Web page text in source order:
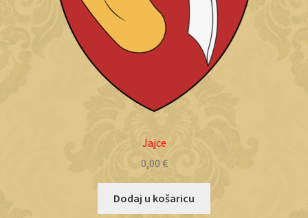
Jajce
0,00 €
Dodaj u košaricu